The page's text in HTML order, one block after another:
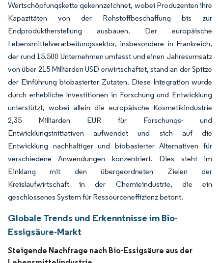
Wertschöpfungskette gekennzeichnet, wobei Produzenten ihre
Kapazitäten von der Rohstoffbeschaffung bis zur
Endproduktherstellung ausbauen. Der europäische
Lebensmittelverarbeitungssektor, insbesondere in Frankreich,
der rund 15.500 Unternehmen umfasst und einen Jahresumsatz
von über 215 Milliarden USD erwirtschaftet, stand an der Spitze
der Einführung biobasierter Zutaten. Diese Integration wurde
durch erhebliche Investitionen in Forschung und Entwicklung
unterstützt, wobei allein die europäische Kosmetikindustrie
2,35 Milliarden EUR für Forschungs- und
Entwicklungsinitiativen aufwendet und sich auf die
Entwicklung nachhaltiger und biobasierter Alternativen für
verschiedene Anwendungen konzentriert. Dies steht im
Einklang mit den übergeordneten Zielen der
Kreislaufwirtschaft in der Chemieindustrie, die ein
geschlossenes System für Ressourceneffizienz betont.
Globale Trends und Erkenntnisse im Bio-
Essigsäure-Markt
Steigende Nachfrage nach Bio-Essigsäure aus der